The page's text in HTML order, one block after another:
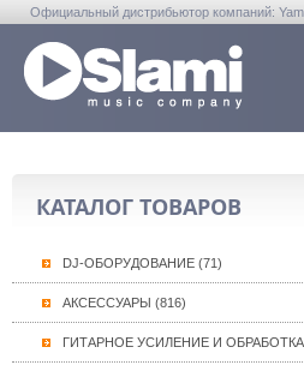
Официальный дистрибьютор компаний:
КАТАЛОГ ТОВАРОВ
DJ-ОБОРУДОВАНИЕ (71)
АКСЕССУАРЫ (816)
ГИТАРНОЕ УСИЛЕНИЕ И ОБРАБОТКА